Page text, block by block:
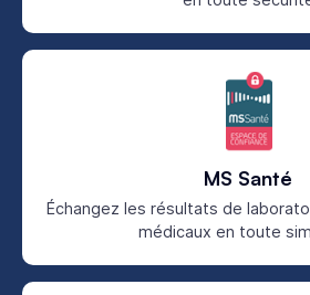
MS Santé
Échangez les résultats de
médicaux en toute